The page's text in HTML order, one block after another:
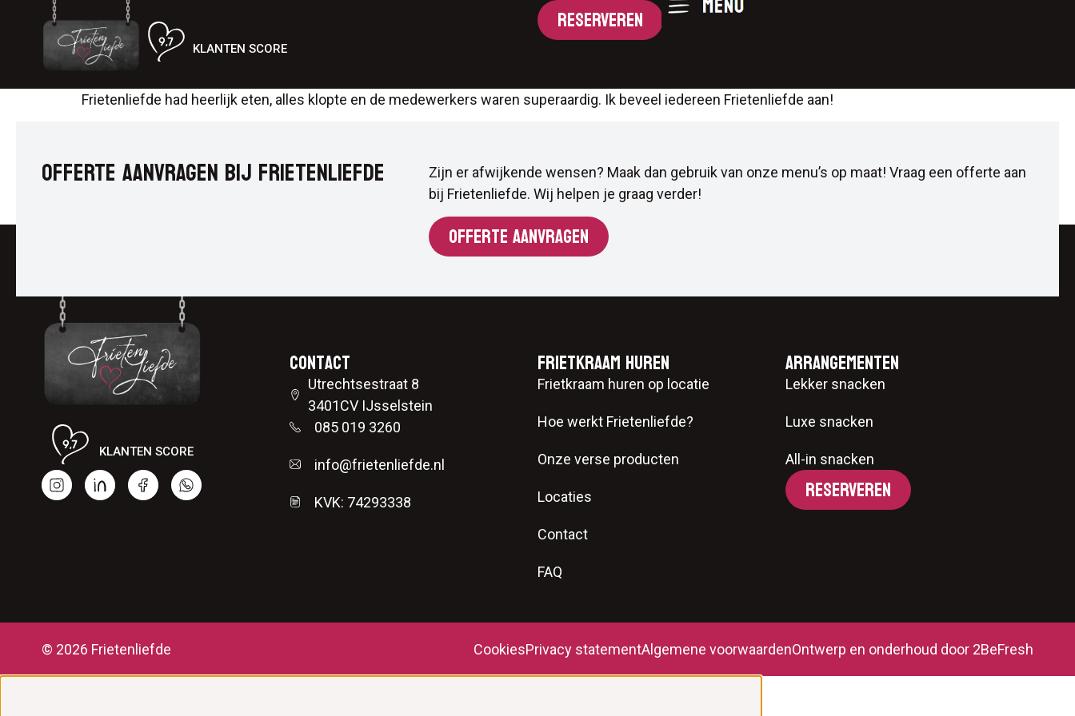
KLANTEN SCORE
RESERVEREN
Frietenliefde had heerlijk eten, alles klopte en de medewerkers waren superaardig. Ik beveel iedereen Frietenliefde aan!
OFFERTE AANVRAGEN BIJ FRIETENLIEFDE
Zijn er afwijkende wensen? Maak dan gebruik van onze menu’s op maat! Vraag een offerte aan
bij Frietenliefde. Wij helpen je graag verder!
OFFERTE AANVRAGEN
KLANTEN SCORE
Contact
Utrechtsestraat 8
3401CV IJsselstein
085 019 3260
info@frietenliefde.nl
KVK: 74293338
Frietkraam huren
Frietkraam huren op locatie
Hoe werkt Frietenliefde?
Onze verse producten
Locaties
Contact
FAQ
Arrangementen
Lekker snacken
Luxe snacken
All-in snacken
RESERVEREN
© 2026 Frietenliefde CookiesPrivacy statementAlgemene voorwaardenOntwerp en onderhoud door 2BeFresh